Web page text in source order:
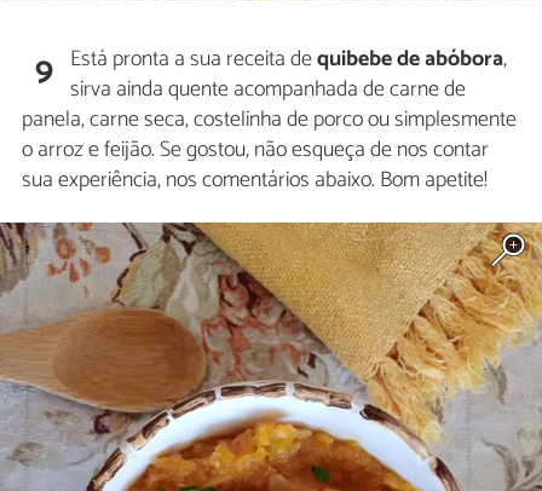
9 Está pronta a sua receita dequibebe de abóbora,
sirva ainda quente acompanhada de carne de
panela, carne seca, costelinha de porco ou simplesmente
o arroz e feijão. Se gostou, não esqueça de nos contar
sua experiência, nos comentários abaixo. Bom apetite!